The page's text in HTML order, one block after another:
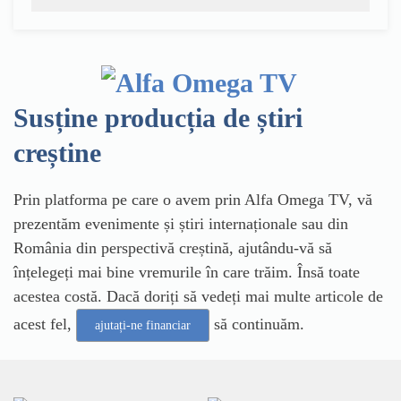
Susține producția de știri
creștine
Prin platforma pe care o avem prin Alfa Omega TV, vă
prezentăm evenimente și știri internaționale sau din
România din perspectivă creștină, ajutându-vă să
înțelegeți mai bine vremurile în care trăim. Însă toate
acestea costă. Dacă doriți să vedeți mai multe articole de
acest fel,
ajutați-ne financiar să continuăm.